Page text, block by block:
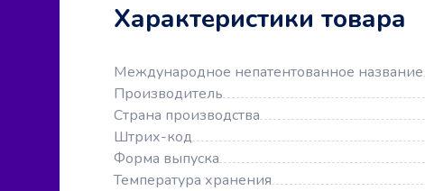
Характеристики товара
Международное непатентованное название
Производитель
Страна производства
Штрих-код
Форма выпуска
Температура хранения